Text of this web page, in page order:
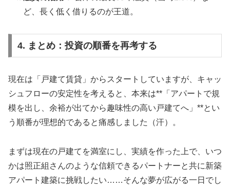
ど、長く低く借りるのが王道。
4. まとめ：投資の順番を再考する
現在は「戸建て賃貸」からスタートしていますが、キャッ
シュフローの安定性を考えると、本来は**「アパートで規
模を出し、余裕が出てから趣味性の高い戸建てへ」**とい
う順番が理想的であると痛感しました（汗）。
まずは現在の戸建てを満室にし、実績を作った上で、いつ
かは照正組さんのような信頼できるパートナーと共に新築
アパート建築に挑戦したい……そんな夢が広がる一日でし